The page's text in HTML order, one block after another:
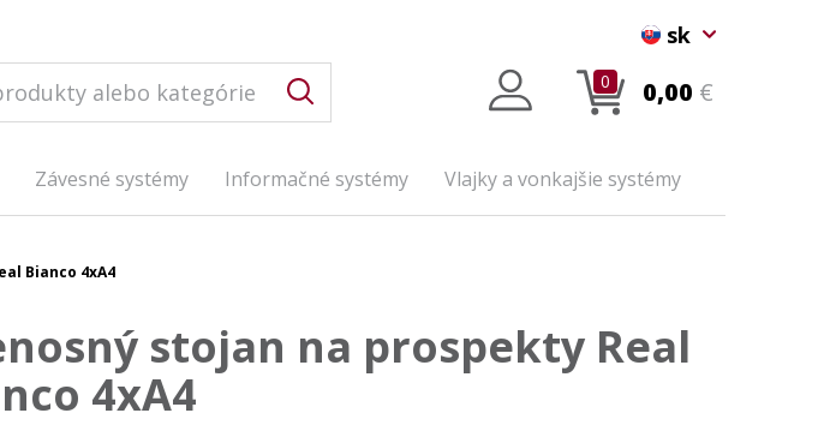
0 0,00 €
sk
Závesné systémy Informačné systémy Vlajky a vonkajšie systémy
Bianco 4xA4
stojan na prospekty Real
4xA4